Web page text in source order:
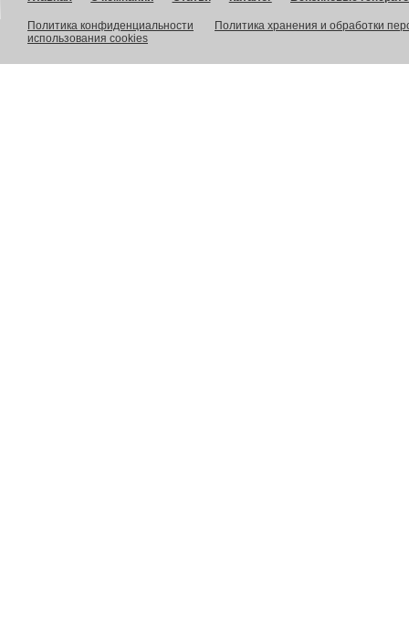
Политика конфиденциальности
Политика хранения и обработки
использования cookies